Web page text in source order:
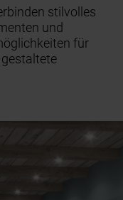
stilvolles
und
für